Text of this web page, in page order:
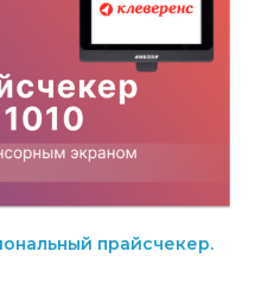
прайсчекер.